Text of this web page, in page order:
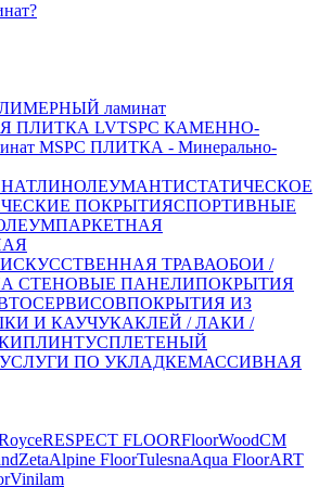
ламинат
ПЛИТКА LVTSPC КАМЕННО-
MSPC ПЛИТКА - Минерально-
ЛИНОЛЕУМАНТИСТАТИЧЕСКОЕ
ПОКРЫТИЯСПОРТИВНЫЕ
ПАРКЕТНАЯ
ИСКУССТВЕННАЯ ТРАВАОБОИ /
СТЕНОВЫЕ ПАНЕЛИПОКРЫТИЯ
ПОКРЫТИЯ ИЗ
И КАУЧУКАКЛЕЙ / ЛАКИ /
ПЛИНТУСПЛЕТЕНЫЙ
УСЛУГИ ПО УКЛАДКЕМАССИВНАЯ
RESPECT FLOORFloorWoodCM
ZetaAlpine FloorTulesnaAqua FloorART
Vinilam